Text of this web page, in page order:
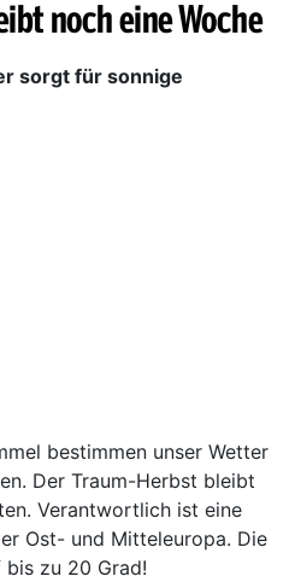
noch eine Woche
sorgt für sonnige
bestimmen unser Wetter
Der Traum-Herbst bleibt
Verantwortlich ist eine
Ost- und Mitteleuropa. Die
bis zu 20 Grad!